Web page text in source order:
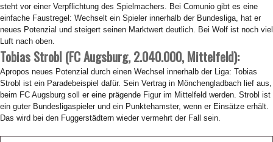
steht vor einer Verpflichtung des Spielmachers. Bei Comunio gibt es eine
einfache Faustregel: Wechselt ein Spieler innerhalb der Bundesliga, hat er
neues Potenzial und steigert seinen Marktwert deutlich. Bei Wolf ist noch viel
Luft nach oben.
Tobias Strobl (FC Augsburg, 2.040.000, Mittelfeld):
Apropos neues Potenzial durch einen Wechsel innerhalb der Liga: Tobias
Strobl ist ein Paradebeispiel dafür. Sein Vertrag in Mönchengladbach lief aus,
beim FC Augsburg soll er eine prägende Figur im Mittelfeld werden. Strobl ist
ein guter Bundesligaspieler und ein Punktehamster, wenn er Einsätze erhält.
Das wird bei den Fuggerstädtern wieder vermehrt der Fall sein.